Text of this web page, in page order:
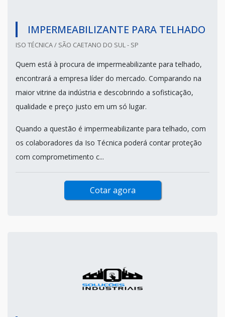
IMPERMEABILIZANTE PARA TELHADO
ISO TÉCNICA / SÃO CAETANO DO SUL - SP
Quem está à procura de impermeabilizante para telhado,
encontrará a empresa líder do mercado. Comparando na
maior vitrine da indústria e descobrindo a sofisticação,
qualidade e preço justo em um só lugar.
Quando a questão é impermeabilizante para telhado, com
os colaboradores da Iso Técnica poderá contar proteção
com comprometimento c...
Cotar agora